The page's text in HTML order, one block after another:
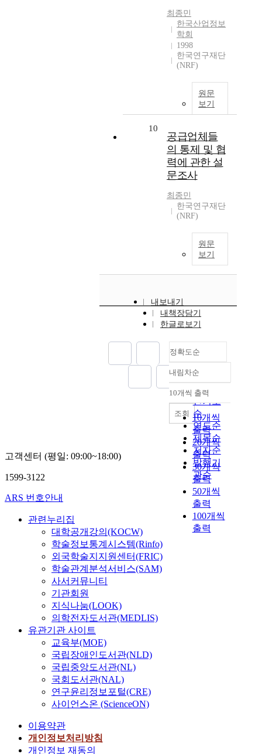
최종민
한국산업정보
학회
1998
한국연구재단
(NRF)
원문
보기
10
공급업체들
의 통제 및 협
력에 관한 설
문조사
최종민
한국연구재단
(NRF)
원문
보기
내보내기
내책장담기
한글로보기
정확도순
정확도
순
인기도
순
연도순
제목순
저자순
발행기
관순
내림차순
내림차순
10개씩 출력
10개씩
출력
20개씩
출력
30개씩
출력
50개씩
출력
100개씩
출력
조회
고객센터 (평일: 09:00~18:00)
1599-3122
ARS 번호안내
관련누리집
대학공개강의(KOCW)
학술정보통계시스템(Rinfo)
외국학술지지원센터(FRIC)
학술관계분석서비스(SAM)
사서커뮤니티
기관회원
지식나눔(LOOK)
의학전자도서관(MEDLIS)
유관기관 사이트
교육부(MOE)
국립장애인도서관(NLD)
국립중앙도서관(NL)
국회도서관(NAL)
연구윤리정보포털(CRE)
사이언스온 (ScienceON)
이용약관
개인정보처리방침
개인정보 재동의